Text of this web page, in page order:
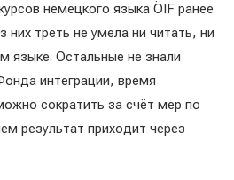
немецкого языка ÖIF ранее
треть не умела ни читать, ни
языке. Остальные не знали
интеграции, время
сократить за счёт мер по
результат приходит через